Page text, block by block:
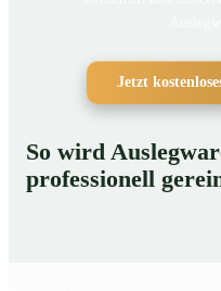
Jetzt
So wird
professionell